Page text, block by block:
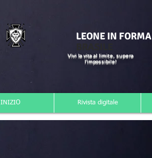
LEONE IN FORMA
Vivi la vita al limite, supera
l'impossibile!
INIZIO Rivista digitale